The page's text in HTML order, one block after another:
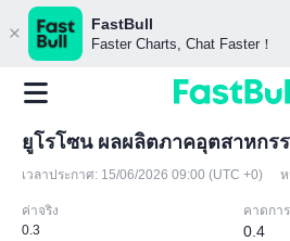
FastBull
Faster Charts, Chat Faster！
ยูโรโซน ผลผลิตภาคอุตสาหกรร
เวลาประกาศ: 15/06/2026 09:00 (UTC +0)
ค่าจริง
0.3
คาดกา
0.4